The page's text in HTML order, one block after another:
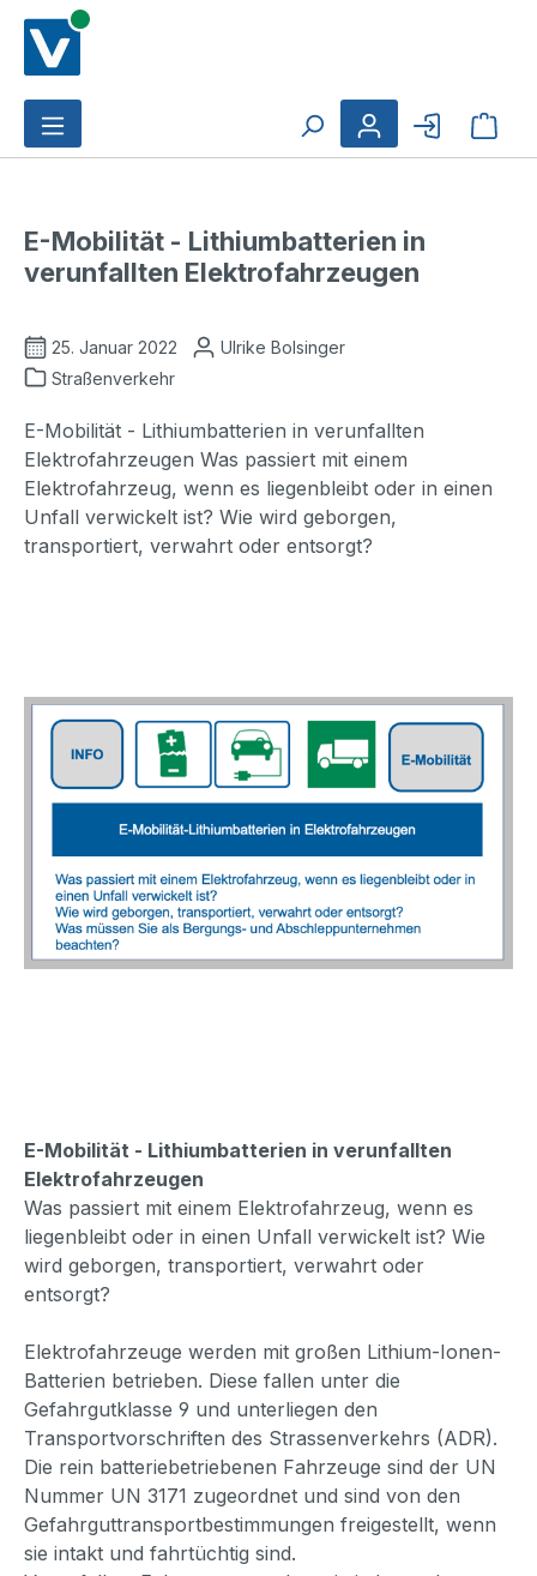
Zum Hauptinhalt springen
E-Mobilität - Lithiumbatterien in
verunfallten Elektrofahrzeugen
25. Januar 2022
Ulrike Bolsinger
Straßenverkehr
E-Mobilität - Lithiumbatterien in verunfallten
Elektrofahrzeugen Was passiert mit einem
Elektrofahrzeug, wenn es liegenbleibt oder in einen
Unfall verwickelt ist? Wie wird geborgen,
transportiert, verwahrt oder entsorgt?
E-Mobilität - Lithiumbatterien in verunfallten
Elektrofahrzeugen
Was passiert mit einem Elektrofahrzeug, wenn es
liegenbleibt oder in einen Unfall verwickelt ist? Wie
wird geborgen, transportiert, verwahrt oder
entsorgt?
Elektrofahrzeuge werden mit großen Lithium-Ionen-
Batterien betrieben. Diese fallen unter die
Gefahrgutklasse 9 und unterliegen den
Transportvorschriften des Strassenverkehrs (ADR).
Die rein batteriebetriebenen Fahrzeuge sind der UN
Nummer UN 3171 zugeordnet und sind von den
Gefahrguttransportbestimmungen freigestellt, wenn
sie intakt und fahrtüchtig sind.